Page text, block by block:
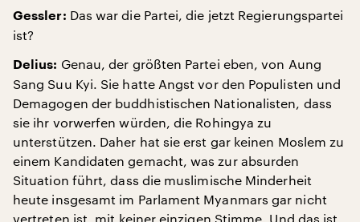
Gessler: Das war die Partei, die jetzt Regierungspartei
ist?
Delius: Genau, der größten Partei eben, von Aung
Sang Suu Kyi. Sie hatte Angst vor den Populisten und
Demagogen der buddhistischen Nationalisten, dass
sie ihr vorwerfen würden, die Rohingya zu
unterstützen. Daher hat sie erst gar keinen Moslem zu
einem Kandidaten gemacht, was zur absurden
Situation führt, dass die muslimische Minderheit
heute insgesamt im Parlament Myanmars gar nicht
vertreten ist, mit keiner einzigen Stimme. Und das ist